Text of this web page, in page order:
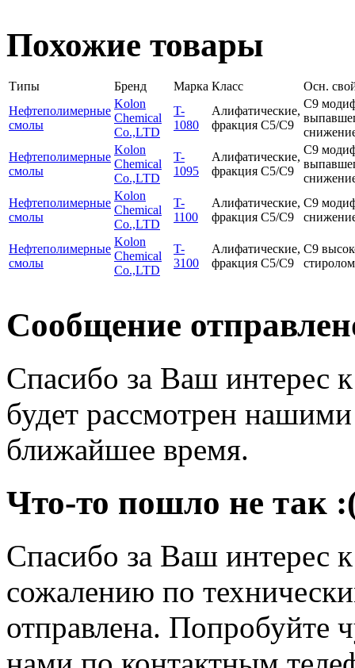
Похожие товары
Типы Бренд Марка Класс
Осн.
Нефтеполимерные
смолы
Kolon
Chemical
Co.,LTD
T-
1080
Алифатические,
фракция С5/С9
С9
Нефтеполимерные
смолы
Kolon
Chemical
Co.,LTD
T-
1095
Алифатические,
фракция С5/С9
С9
Нефтеполимерные
смолы
Kolon
Chemical
Co.,LTD
T-
1100
Алифатические,
фракция С5/С9
С9
Нефтеполимерные
смолы
Kolon
Chemical
Co.,LTD
T-
3100
Алифатические,
фракция С5/С9
С9
Сообщение
Спасибо за Ваш интерес
будет рассмотрен
ближайшее время.
Что-то пошло не так
Спасибо за Ваш интерес
сожалению по
отправлена. Попробуйте